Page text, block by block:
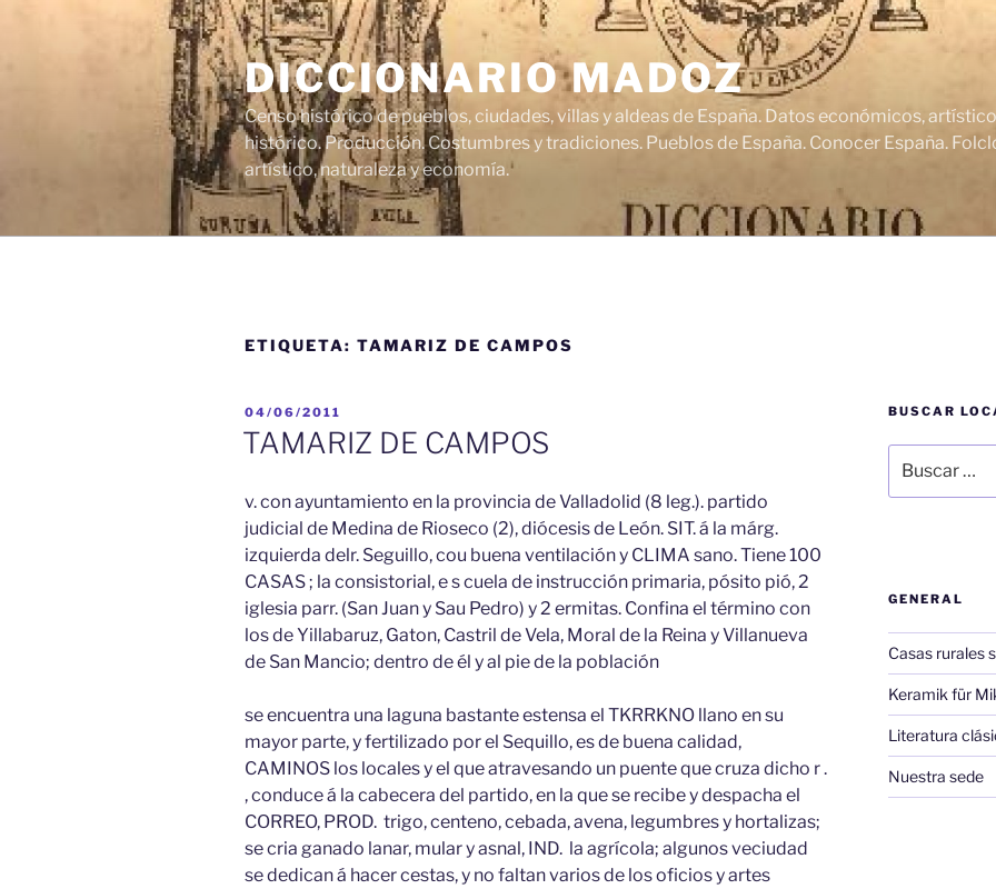
DICCIONARIO MADOZ
Censo histórico de pueblos, ciudades, villas y aldeas de España. Datos económicos,
histórico. Producción. Costumbres y tradiciones. Pueblos de España. Conocer España.
artístico, naturaleza y economía.
ETIQUETA: TAMARIZ DE CAMPOS
PUBLICADO
EL
04/06/2011
TAMARIZ DE CAMPOS
v. con ayuntamiento en la provincia de Valladolid (8 leg.). partido
judicial de Medina de Rioseco (2), diócesis de León. SIT. á la márg.
izquierda delr. Seguillo, cou buena ventilación y CLIMA sano. Tiene 100
CASAS ; la consistorial, e s cuela de instrucción primaria, pósito pió, 2
iglesia parr. (San Juan y Sau Pedro) y 2 ermitas. Confina el término con
los de Yillabaruz, Gaton, Castril de Vela, Moral de la Reina y Villanueva
de San Mancio; dentro de él y al pie de la población
se encuentra una laguna bastante estensa el TKRRKNO llano en su
mayor parte, y fertilizado por el Sequillo, es de buena calidad,
CAMINOS los locales y el que atravesando un puente que cruza dicho r .
, conduce á la cabecera del partido, en la que se recibe y despacha el
CORREO, PROD. trigo, centeno, cebada, avena, legumbres y hortalizas;
se cria ganado lanar, mular y asnal, IND. la agrícola; algunos veciudad
se dedican á hacer cestas, y no faltan varios de los oficios y artes
BUSCAR
por:
GENERAL
Casas rurales
Keramik für
Literatura
Nuestra sede